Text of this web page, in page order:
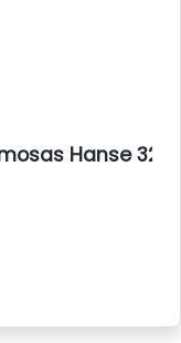
Hanse 325